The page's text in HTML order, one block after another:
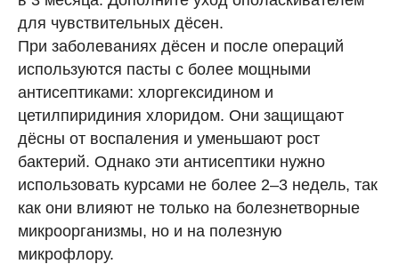
для чувствительных дёсен.
При заболеваниях дёсен и после операций
используются пасты с более мощными
антисептиками: хлоргексидином и
цетилпиридиния хлоридом. Они защищают
дёсны от воспаления и уменьшают рост
бактерий. Однако эти антисептики нужно
использовать курсами не более 2–3 недель, так
как они влияют не только на болезнетворные
микроорганизмы, но и на полезную
микрофлору.